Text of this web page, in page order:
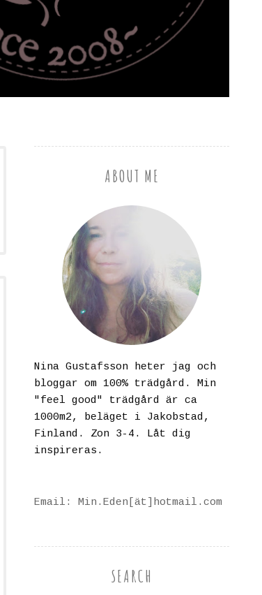
ABOUT ME
Nina Gustafsson heter jag och
bloggar om 100% trädgård. Min
"feel good" trädgård är ca
1000m2, beläget i Jakobstad,
Finland. Zon 3-4. Låt dig
inspireras.
Email: Min.Eden[ät]hotmail.com
SEARCH